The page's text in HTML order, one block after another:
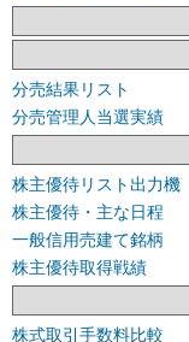
分売結果リスト
分売管理人当選実績
株主優待リスト出力機
株主優待・主な日程
一般信用売建て銘柄
株主優待取得戦績
株式取引手数料比較